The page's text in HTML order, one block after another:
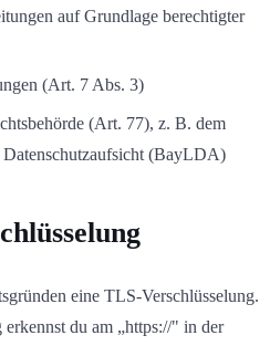
auf Grundlage berechtigter
(Art. 7 Abs. 3)
(Art. 77), z. B. dem
(BayLDA)
eine TLS-Verschlüsselung.
du am „https://" in der